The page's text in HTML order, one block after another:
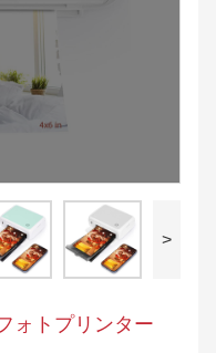
>
ォトプリンター